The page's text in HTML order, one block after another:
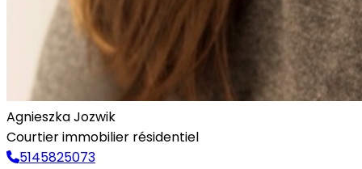
Agnieszka Jozwik
Courtier immobilier résidentiel
5145825073